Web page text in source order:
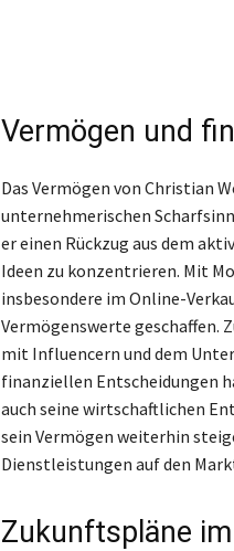
Vermögen und
Das Vermögen von Christian
unternehmerischen
er einen Rückzug aus dem
Ideen zu konzentrieren. Mit
insbesondere im Online-
Vermögenswerte geschaffen.
mit Influencern und dem
finanziellen Entscheidungen
auch seine wirtschaftlichen
sein Vermögen weiterhin
Dienstleistungen auf den
Zukunftspläne